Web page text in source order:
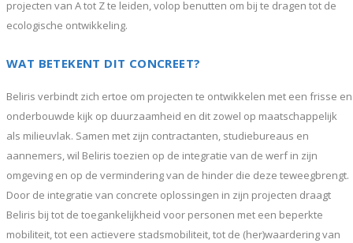
projecten van A tot Z te leiden, volop benutten om bij te dragen tot de
ecologische ontwikkeling.
WAT BETEKENT DIT CONCREET?
Beliris verbindt zich ertoe om projecten te ontwikkelen met een frisse en
onderbouwde kijk op duurzaamheid en dit zowel op maatschappelijk
als milieuvlak. Samen met zijn contractanten, studiebureaus en
aannemers, wil Beliris toezien op de integratie van de werf in zijn
omgeving en op de vermindering van de hinder die deze teweegbrengt.
Door de integratie van concrete oplossingen in zijn projecten draagt
Beliris bij tot de toegankelijkheid voor personen met een beperkte
mobiliteit, tot een actievere stadsmobiliteit, tot de (her)waardering van